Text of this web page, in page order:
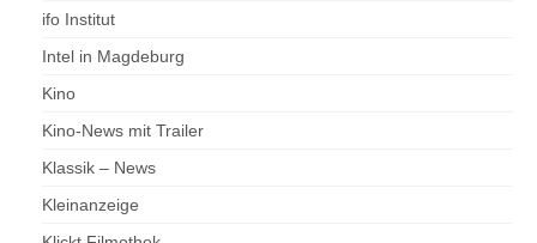
ifo Institut
Intel in Magdeburg
Kino
Kino-News mit Trailer
Klassik – News
Kleinanzeige